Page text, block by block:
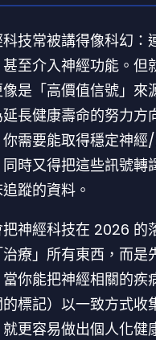
技常被講得像科幻：
至介入神經功能。但
像是「高價值信號」來
長健康壽命的努力方
需要能取得穩定神
同時又得把這些訊號轉
蹤的資料。
把神經科技在 2026 的
療」所有東西，而是
你能把神經相關的疾
標記）以一致方式
就更容易做出個人化健